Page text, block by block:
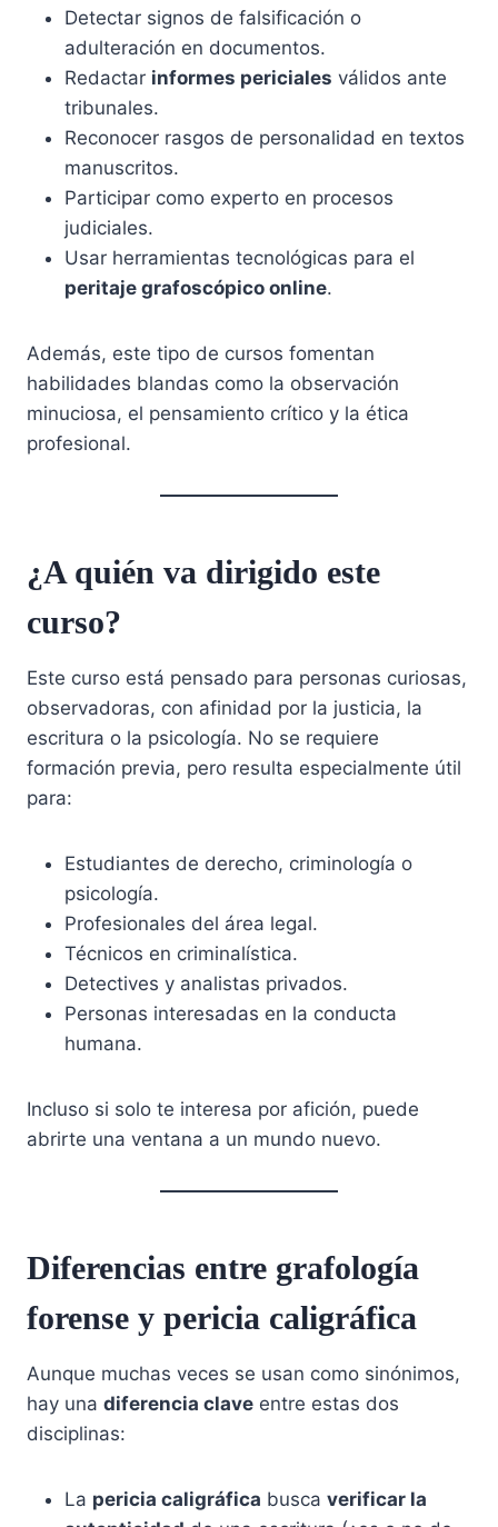
Detectar signos de falsificación o
adulteración en documentos.
Redactar informes periciales válidos ante
tribunales.
Reconocer rasgos de personalidad en textos
manuscritos.
Participar como experto en procesos
judiciales.
Usar herramientas tecnológicas para el
peritaje grafoscópico online.
Además, este tipo de cursos fomentan
habilidades blandas como la observación
minuciosa, el pensamiento crítico y la ética
profesional.
¿A quién va dirigido este
curso?
Este curso está pensado para personas curiosas,
observadoras, con afinidad por la justicia, la
escritura o la psicología. No se requiere
formación previa, pero resulta especialmente útil
para:
Estudiantes de derecho, criminología o
psicología.
Profesionales del área legal.
Técnicos en criminalística.
Detectives y analistas privados.
Personas interesadas en la conducta
humana.
Incluso si solo te interesa por afición, puede
abrirte una ventana a un mundo nuevo.
Diferencias entre grafología
forense y pericia caligráfica
Aunque muchas veces se usan como sinónimos,
hay una diferencia clave entre estas dos
disciplinas:
La pericia caligráfica busca verificar la